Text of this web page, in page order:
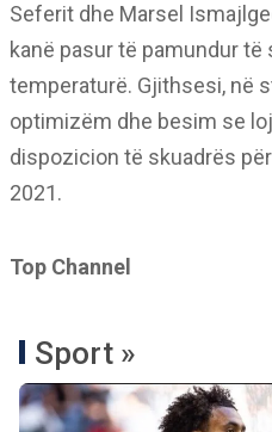
Seferit dhe Marsel
kanë pasur të pamundur
temperaturë. Gjithsesi, në
optimizëm dhe besim se
dispozicion të skuadrës
2021.
Top Channel
Sport »